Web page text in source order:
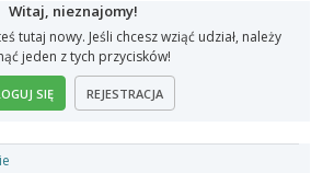
Witaj, nieznajomy!
tutaj nowy. Jeśli chcesz wziąć udział, należy
jeden z tych przycisków!
SIĘ REJESTRACJA